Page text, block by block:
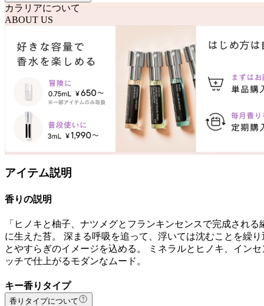
カラリアについて
ABOUT US
アイテム説明
香りの説明
「ヒノキと柚子、ナツメグとフランキンセンスで完成され
に生えた苔。 深まる呼吸を追って、浮いては沈むことを繰
とやすらぎのイメージを込める。 ミネラルとヒノキ、イン
ッチで仕上がるモダンなムード。
キー香りタイプ
香りタイプについて